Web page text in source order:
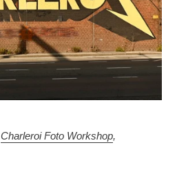
Charleroi Foto Workshop,